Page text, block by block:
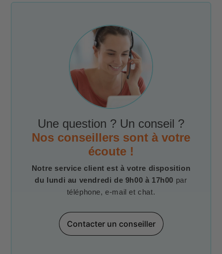
Une question ? Un conseil ?
Nos conseillers sont à votre
écoute !
Notre service client est à votre disposition
du lundi au vendredi de 9h00 à 17h00 par
téléphone, e-mail et chat.
Contacter un conseiller